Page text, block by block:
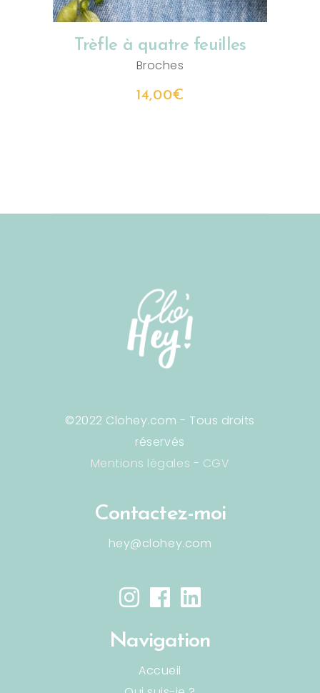
Trèfle à quatre feuilles
Broches
14,00€
©2022 Clohey.com - Tous droits
réservés
Mentions légales - CGV
Contactez-moi
hey@clohey.com
Navigation
Accueil